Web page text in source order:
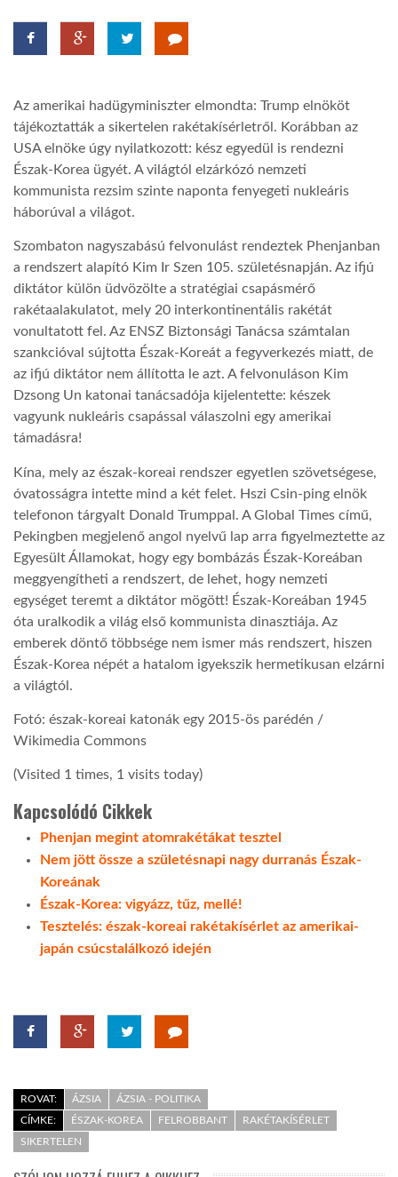
LATIMO.HU
Az amerikai hadügyminiszter elmondta: Trump elnököt
tájékoztatták a sikertelen rakétakísérletről. Korábban az
USA elnöke úgy nyilatkozott: kész egyedül is rendezni
Észak-Korea ügyét. A világtól elzárkózó nemzeti
kommunista rezsim szinte naponta fenyegeti nukleáris
háborúval a világot.
Szombaton nagyszabású felvonulást rendeztek Phenjanban
a rendszert alapító Kim Ir Szen 105. születésnapján. Az ifjú
diktátor külön üdvözölte a stratégiai csapásmérő
rakétaalakulatot, mely 20 interkontinentális rakétát
vonultatott fel. Az ENSZ Biztonsági Tanácsa számtalan
szankcióval sújtotta Észak-Koreát a fegyverkezés miatt, de
az ifjú diktátor nem állította le azt. A felvonuláson Kim
Dzsong Un katonai tanácsadója kijelentette: készek
vagyunk nukleáris csapással válaszolni egy amerikai
támadásra!
Kína, mely az észak-koreai rendszer egyetlen szövetségese,
óvatosságra intette mind a két felet. Hszi Csin-ping elnök
telefonon tárgyalt Donald Trumppal. A Global Times című,
Pekingben megjelenő angol nyelvű lap arra figyelmeztette az
Egyesült Államokat, hogy egy bombázás Észak-Koreában
meggyengítheti a rendszert, de lehet, hogy nemzeti
egységet teremt a diktátor mögött! Észak-Koreában 1945
óta uralkodik a világ első kommunista dinasztiája. Az
emberek döntő többsége nem ismer más rendszert, hiszen
Észak-Korea népét a hatalom igyekszik hermetikusan elzárni
a világtól.
Fotó: észak-koreai katonák egy 2015-ös parédén /
Wikimedia Commons
(Visited 1 times, 1 visits today)
Kapcsolódó Cikkek
Phenjan megint atomrakétákat tesztel
Nem jött össze a születésnapi nagy durranás Észak-
Koreának
Észak-Korea: vigyázz, tűz, mellé!
Tesztelés: észak-koreai rakétakísérlet az amerikai-
japán csúcstalálkozó idején
ROVAT: ÁZSIA
ÁZSIA - POLITIKA
CÍMKE:
ÉSZAK-KOREA FELROBBANT
RAKÉTAKÍSÉRLET
SIKERTELEN